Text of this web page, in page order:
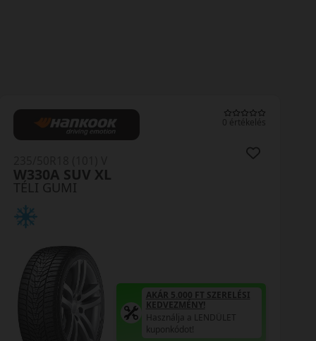
0 értékelés
TÉLI GUMI
W330A SUV XL
AKÁR 5.000 FT SZERELÉSI
KEDVEZMÉNY!
Használja a LENDÜLET
kuponkódot!